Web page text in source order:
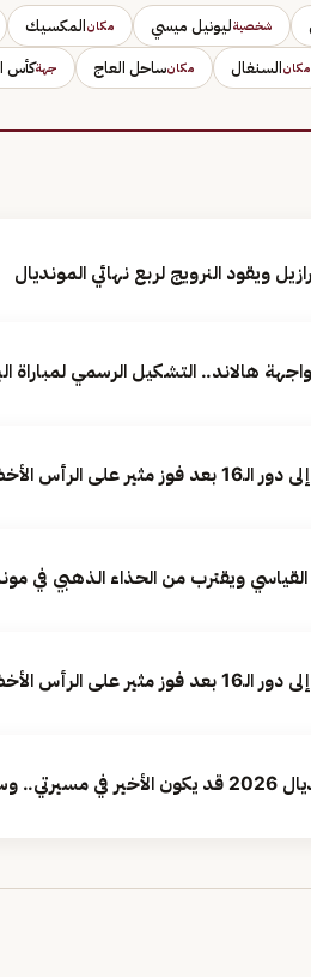
شخصيةليونيل ميسي مكانالمكسيك
مكانالسنغال مكانساحل العاج جهةكأس
ويقود النرويج لربع نهائي المونديال
هالاند.. التشكيل الرسمي لمباراة
الأخضر في كأس العالم 2026
ويقترب من الحذاء الذهبي في مونديال
الأخضر في مونديال 2026
عندما أقرر